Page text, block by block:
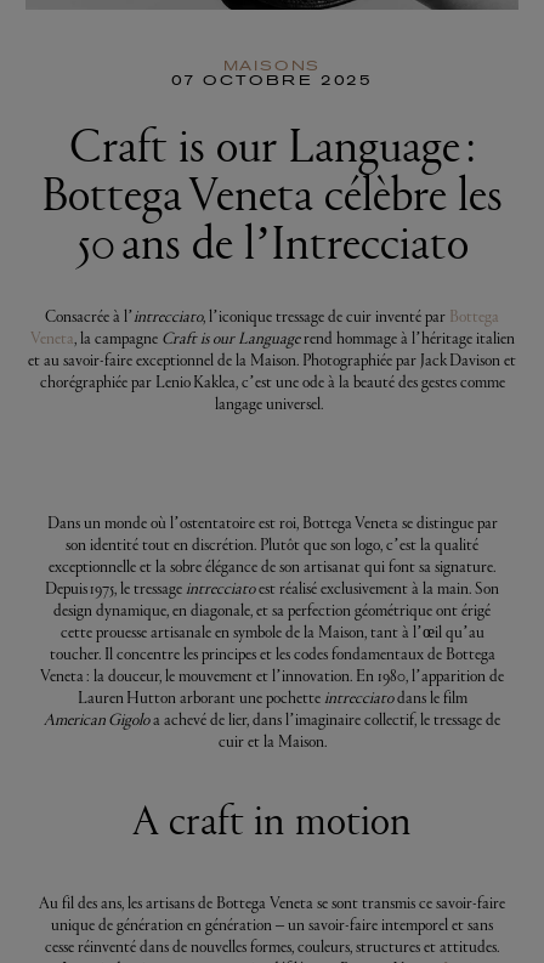
MAISONS
07 OCTOBRE 2025
Craft is our Language :
Bottega Veneta célèbre les
50 ans de l’Intrecciato
Consacrée à l’intrecciato, l’iconique tressage de cuir inventé par Bottega
Veneta, la campagne Craft is our Languagerend hommage à l’héritage italien
et au savoir-faire exceptionnel de la Maison. Photographiée par Jack Davison et
chorégraphiée par Lenio Kaklea, c’est une ode à la beauté des gestes comme
langage universel.
Dans un monde où l’ostentatoire est roi, Bottega Veneta se distingue par
son identité tout en discrétion. Plutôt que son logo, c’est la qualité
exceptionnelle et la sobre élégance de son artisanat qui font sa signature.
Depuis 1975, le tressageintrecciatoest réalisé exclusivement à la main. Son
design dynamique, en diagonale, et sa perfection géométrique ont érigé
cette prouesse artisanale en symbole de la Maison, tant à l’œil qu’au
toucher. Il concentre les principes et les codes fondamentaux de Bottega
Veneta : la douceur, le mouvement et l’innovation. En 1980, l’apparition de
Lauren Hutton arborant une pochetteintrecciatodans le film
American Gigoloa achevé de lier, dans l’imaginaire collectif, le tressage de
cuir et la Maison.
A craft in motion
Au fil des ans, les artisans de Bottega Veneta se sont transmis ce savoir-faire
unique de génération en génération – un savoir-faire intemporel et sans
cesse réinventé dans de nouvelles formes, couleurs, structures et attitudes.